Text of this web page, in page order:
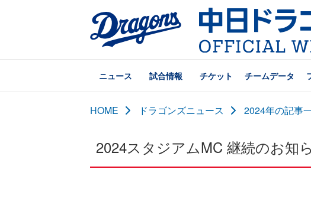
ニュース 試合情報 チケット チームデータ
HOME ドラゴンズニュース 2024年の記事
2024スタジアムMC 継続のお知